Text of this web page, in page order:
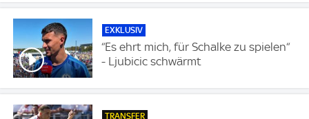
EXKLUSIV
“Es ehrt mich, für Schalke zu spielen“
- Ljubicic schwärmt
TRANSFER